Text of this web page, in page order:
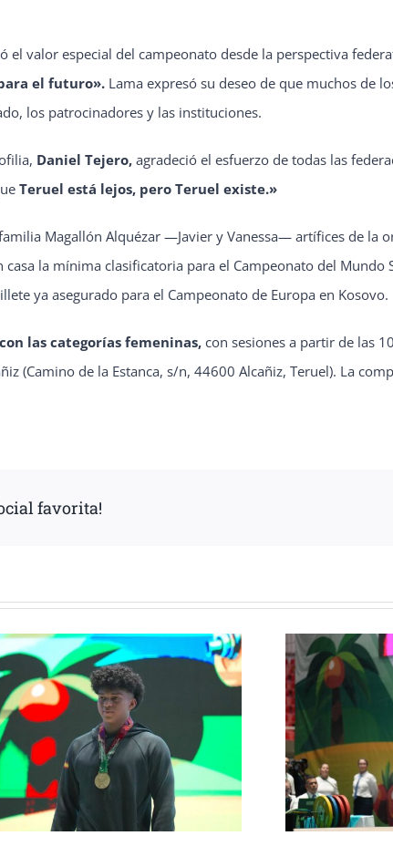
el valor especial del campeonato desde la perspectiva
el futuro». Lama expresó su deseo de que muchos de
los patrocinadores y las instituciones.
Daniel Tejero, agradeció el esfuerzo de todas las
Teruel está lejos, pero Teruel existe.»
Magallón Alquézar —Javier y Vanessa— artífices de la
casa la mínima clasificatoria para el Campeonato del
ya asegurado para el Campeonato de Europa en Kosovo.
las categorías femeninas, con sesiones a partir de las
(Camino de la Estanca, s/n, 44600 Alcañiz, Teruel). La
favorita!
Inés Conde y Lide
Mendizábal completan su
participación en el Mundial
Sub-17 a la espera del grupo